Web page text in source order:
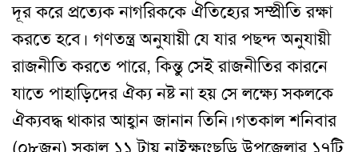
দূর করে প্রত্যেক নাগরিককে ঐতিহ্যের সম্প্রীতি রক্ষা
করতে হবে। গণতন্ত্র অনুযায়ী যে যার পছন্দ অনুযায়ী
রাজনীতি করতে পারে, কিন্তু সেই রাজনীতির কারনে
যাতে পাহাড়িদের ঐক্য নষ্ট না হয় সে লক্ষ্যে সকলকে
ঐক্যবদ্ধ থাকার আহ্বান জানান তিনি।গতকাল শনিবার